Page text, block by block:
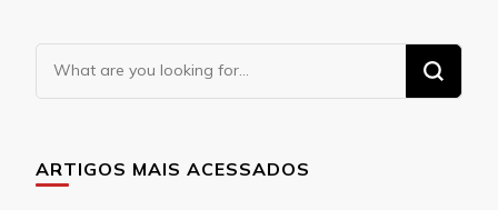
Looking
for
ARTIGOS MAIS ACESSADOS